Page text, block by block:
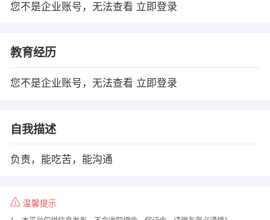
您不是企业账号，无法查看 立即登录
教育经历
您不是企业账号，无法查看 立即登录
自我描述
负责，能吃苦，能沟通
温馨提示